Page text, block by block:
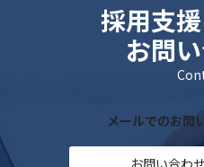
採用支
お問
メールでのお問
お問い合わ